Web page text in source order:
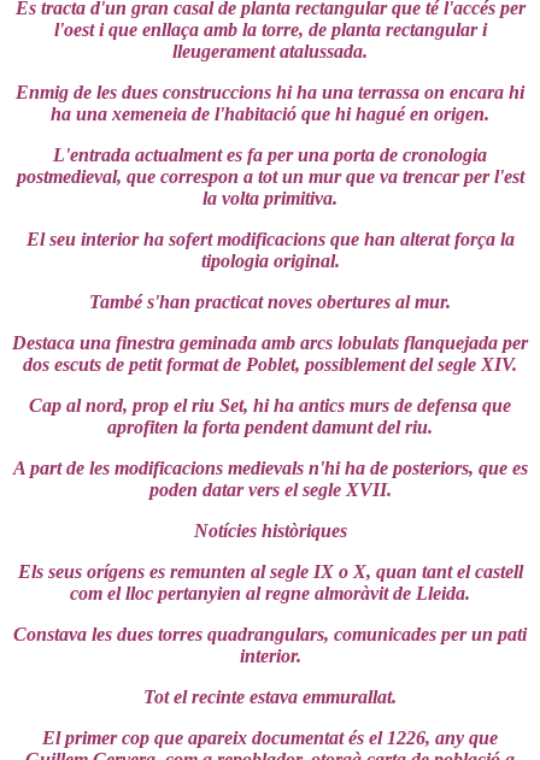
Es tracta d'un gran casal de planta rectangular que té l'accés per
l'oest i que enllaça amb la torre, de planta rectangular i
lleugerament atalussada.
Enmig de les dues construccions hi ha una terrassa on encara hi
ha una xemeneia de l'habitació que hi hagué en origen.
L'entrada actualment es fa per una porta de cronologia
postmedieval, que correspon a tot un mur que va trencar per l'est
la volta primitiva.
El seu interior ha sofert modificacions que han alterat força la
tipologia original.
També s'han practicat noves obertures al mur.
Destaca una finestra geminada amb arcs lobulats flanquejada per
dos escuts de petit format de Poblet, possiblement del segle XIV.
Cap al nord, prop el riu Set, hi ha antics murs de defensa que
aprofiten la forta pendent damunt del riu.
A part de les modificacions medievals n'hi ha de posteriors, que es
poden datar vers el segle XVII.
Notícies històriques
Els seus orígens es remunten al segle IX o X, quan tant el castell
com el lloc pertanyien al regne almoràvit de Lleida.
Constava les dues torres quadrangulars, comunicades per un pati
interior.
Tot el recinte estava emmurallat.
El primer cop que apareix documentat és el 1226, any que